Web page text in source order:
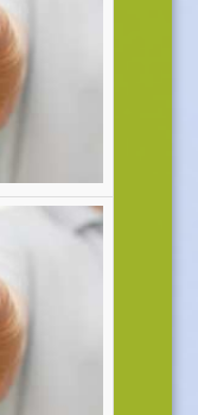
World"
syrischen